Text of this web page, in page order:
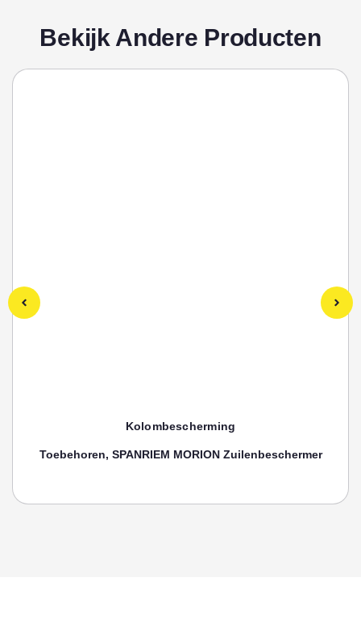
Bekijk Andere Producten
Kolombescherming
Toebehoren, SPANRIEM MORION Zuilenbeschermer